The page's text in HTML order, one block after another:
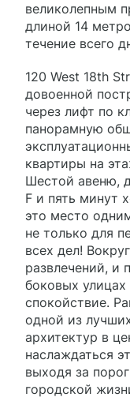
великолепным
длиной 14
течение всего
120 West 18th
довоенной
через лифт по
панорамную
квартиры на
Шестой авеню,
F и пять минут
это место
не только для
всех дел!
развлечений, и
боковых
спокойствие.
одной из
архитектур в
наслаждаться
выходя за
городской